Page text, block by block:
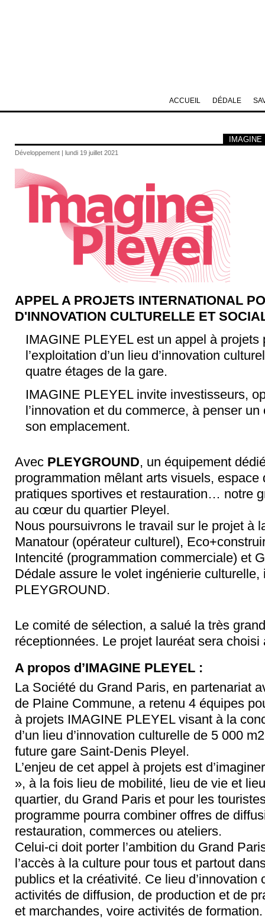
Développement | lundi 19 juillet 2021
APPEL A PROJETS INTERNATIONAL
D'INNOVATION CULTURELLE ET
IMAGINE PLEYEL est un appel à projets
l’exploitation d’un lieu d’innovation
quatre étages de la gare.
IMAGINE PLEYEL invite investisseurs,
l’innovation et du commerce, à penser
son emplacement.
Avec PLEYGROUND, un équipement
programmation mêlant arts visuels, espace
pratiques sportives et restauration… notre
au cœur du quartier Pleyel.
Nous poursuivrons le travail sur le projet à
Manatour (opérateur culturel),
Intencité (programmation commerciale) et
Dédale assure le volet ingénierie
PLEYGROUND.
Le comité de sélection, a salué la très
réceptionnées. Le projet lauréat sera choisi
A propos d’IMAGINE PLEYEL :
La Société du Grand Paris, en partenariat
de Plaine Commune, a retenu 4 équipes
à projets IMAGINE PLEYEL visant à la
d’un lieu d’innovation culturelle de 5 000
future gare Saint-Denis Pleyel.
L’enjeu de cet appel à projets est
», à la fois lieu de mobilité, lieu de vie et
quartier, du Grand Paris et pour les
programme pourra combiner offres de
restauration, commerces ou ateliers.
Celui-ci doit porter l’ambition du Grand
l’accès à la culture pour tous et partout
publics et la créativité. Ce lieu
activités de diffusion, de production et de
et marchandes, voire activités de formation.
DÉDALE
ACCUEIL